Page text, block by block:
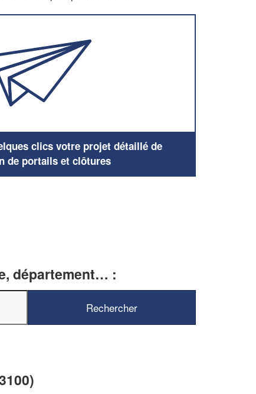
clics votre projet détaillé de
de portails et clôtures
département… :